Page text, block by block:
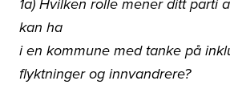
1a) Hvilken rolle mener ditt parti
kan ha
i en kommune med tanke på
flyktninger og innvandrere?